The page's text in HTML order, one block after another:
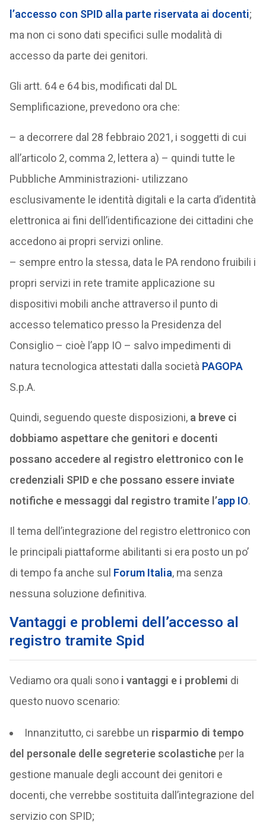
l’accesso con SPID alla parte riservata ai docenti;
ma non ci sono dati specifici sulle modalità di
accesso da parte dei genitori.
Gli artt. 64 e 64 bis, modificati dal DL
Semplificazione, prevedono ora che:
– a decorrere dal 28 febbraio 2021, i soggetti di cui
all’articolo 2, comma 2, lettera a) – quindi tutte le
Pubbliche Amministrazioni- utilizzano
esclusivamente le identità digitali e la carta d’identità
elettronica ai fini dell’identificazione dei cittadini che
accedono ai propri servizi online.
– sempre entro la stessa, data le PA rendono fruibili i
propri servizi in rete tramite applicazione su
dispositivi mobili anche attraverso il punto di
accesso telematico presso la Presidenza del
Consiglio – cioè l’app IO – salvo impedimenti di
natura tecnologica attestati dalla società PAGOPA
S.p.A.
Quindi, seguendo queste disposizioni, a breve ci
dobbiamo aspettare che genitori e docenti
possano accedere al registro elettronico con le
credenziali SPID e che possano essere inviate
notifiche e messaggi dal registro tramite l’app IO.
Il tema dell’integrazione del registro elettronico con
le principali piattaforme abilitanti si era posto un po’
di tempo fa anche sul Forum Italia, ma senza
nessuna soluzione definitiva.
Vantaggi e problemi dell’accesso al
registro tramite Spid
Vediamo ora quali sonoi vantaggi e i problemi di
questo nuovo scenario:
Innanzitutto, ci sarebbe un risparmio di tempo
del personale delle segreterie scolasticheper la
gestione manuale degli account dei genitori e
docenti, che verrebbe sostituita dall’integrazione del
servizio con SPID;